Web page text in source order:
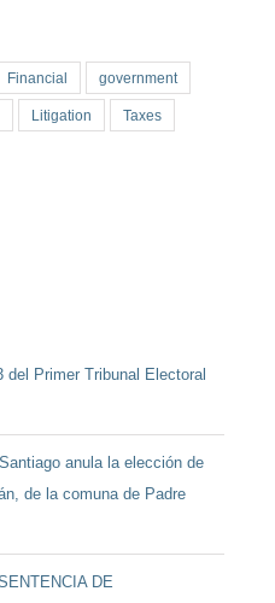
Financial government
Litigation Taxes
del Primer Tribunal Electoral
anula la elección de
de la comuna de Padre
DE